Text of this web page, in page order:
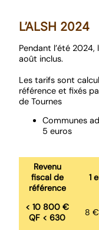
L’ALSH 2024
Pendant l’été
août inclus.
Les tarifs sont
référence et fixés
de Tournes
Communes
5 euros
Revenu
fiscal de
référence
1
< 10 800 €
QF < 630
8